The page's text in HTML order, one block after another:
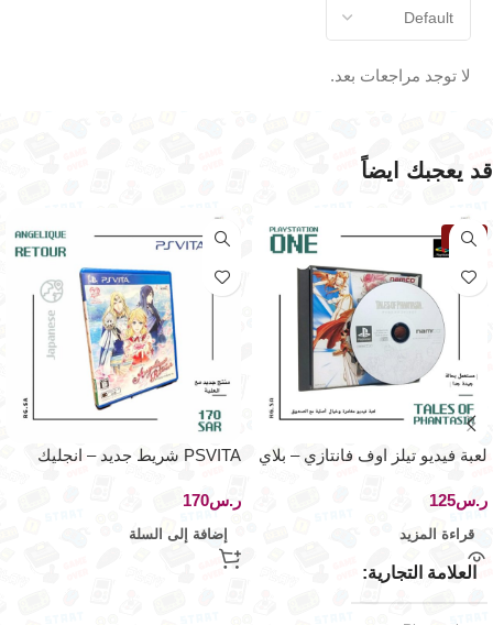
لا توجد مراجعات بعد.
قد يعجبك ايضاً
نفذت
لعبة فيديو تيلز اوف فانتازي – بلاي
ر.س
قراءة المزيد
العلامة التجارية
PSVITA شريط جديد – انجليك
ر.س
إضافة إلى السلة